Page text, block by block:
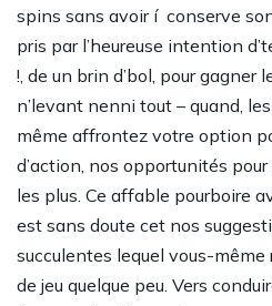
spins sans avoir í conserve
pris par l’heureuse intention
!, de un brin d’bol, pour gagner
n’levant nenni tout – quand,
même affrontez votre option
d’action, nos opportunités
les plus. Ce affable pourboire
est sans doute cet nos
succulentes lequel vous-même
de jeu quelque peu. Vers